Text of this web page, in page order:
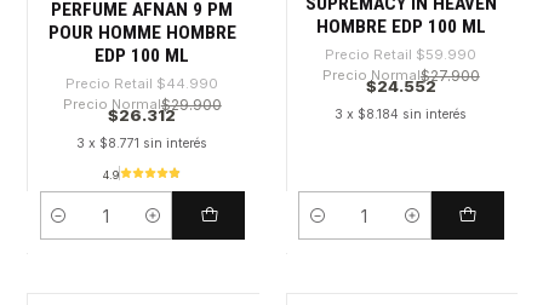
PERFUME AFNAN 9 PM
POUR HOMME HOMBRE
EDP 100 ML
Precio Retail $44.990
Precio Normal$29.900
$26.312
3 x $8.771 sin interés
4.9
Cantidad
HOMBRE EDP 100 ML
Precio Retail $59.990
Precio Normal$27.900
$24.552
3 x $8.184 sin interés
Cantidad